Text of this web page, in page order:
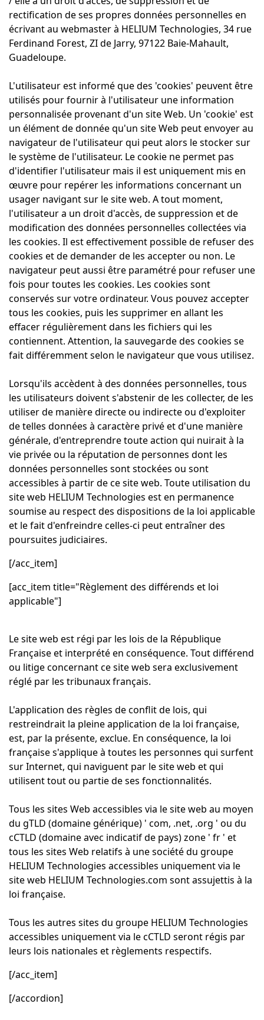
rectification de ses propres données personnelles en
écrivant au webmaster à HELIUM Technologies, 34 rue
Ferdinand Forest, ZI de Jarry, 97122 Baie-Mahault,
Guadeloupe.
L'utilisateur est informé que des 'cookies' peuvent être
utilisés pour fournir à l'utilisateur une information
personnalisée provenant d'un site Web. Un 'cookie' est
un élément de donnée qu'un site Web peut envoyer au
navigateur de l'utilisateur qui peut alors le stocker sur
le système de l'utilisateur. Le cookie ne permet pas
d'identifier l'utilisateur mais il est uniquement mis en
œuvre pour repérer les informations concernant un
usager navigant sur le site web. A tout moment,
l'utilisateur a un droit d'accès, de suppression et de
modification des données personnelles collectées via
les cookies. Il est effectivement possible de refuser des
cookies et de demander de les accepter ou non. Le
navigateur peut aussi être paramétré pour refuser une
fois pour toutes les cookies. Les cookies sont
conservés sur votre ordinateur. Vous pouvez accepter
tous les cookies, puis les supprimer en allant les
effacer régulièrement dans les fichiers qui les
contiennent. Attention, la sauvegarde des cookies se
fait différemment selon le navigateur que vous utilisez.
Lorsqu'ils accèdent à des données personnelles, tous
les utilisateurs doivent s'abstenir de les collecter, de les
utiliser de manière directe ou indirecte ou d'exploiter
de telles données à caractère privé et d'une manière
générale, d'entreprendre toute action qui nuirait à la
vie privée ou la réputation de personnes dont les
données personnelles sont stockées ou sont
accessibles à partir de ce site web. Toute utilisation du
site web HELIUM Technologies est en permanence
soumise au respect des dispositions de la loi applicable
et le fait d'enfreindre celles-ci peut entraîner des
poursuites judiciaires.
[/acc_item]
[acc_item title="Règlement des différends et loi
applicable"]
Le site web est régi par les lois de la République
Française et interprété en conséquence. Tout différend
ou litige concernant ce site web sera exclusivement
réglé par les tribunaux français.
L'application des règles de conflit de lois, qui
restreindrait la pleine application de la loi française,
est, par la présente, exclue. En conséquence, la loi
française s'applique à toutes les personnes qui surfent
sur Internet, qui naviguent par le site web et qui
utilisent tout ou partie de ses fonctionnalités.
Tous les sites Web accessibles via le site web au moyen
du gTLD (domaine générique) ' com, .net, .org ' ou du
cCTLD (domaine avec indicatif de pays) zone ' fr ' et
tous les sites Web relatifs à une société du groupe
HELIUM Technologies accessibles uniquement via le
site web HELIUM Technologies.com sont assujettis à la
loi française.
Tous les autres sites du groupe HELIUM Technologies
accessibles uniquement via le cCTLD seront régis par
leurs lois nationales et règlements respectifs.
[/acc_item]
[/accordion]